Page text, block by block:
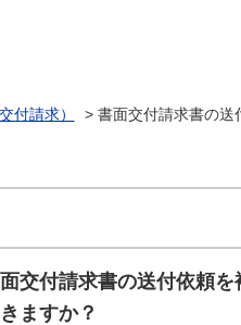
付請求） > 書面交付請求書の送
交付請求書の送付依頼
ますか？